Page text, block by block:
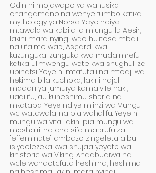
Odin ni mojawapo ya wahusika
changamano na wenye fumbo katika
mythology ya Norse. Yeye ndiye
mtawala wa kabila la miungu la Aesir,
lakini mara nyingi wao hujitosa mbali
na ufalme wao, Asgard, kwa
kuzunguka-zunguka kwa muda mrefu
katika ulimwengu wote kwa shughuli za
ubinafsi. Yeye ni mtafutaji na mtoaji wa
hekima bila kuchoka, lakini hajali
maadili ya jumuiya.​​ kama vile haki,
uadilifu, au kuheshimu sheria na
mkataba. Yeye ndiye mlinzi wa Mungu
wa watawala, na pia wahalifu. Yeye ni
mungu wa vita, lakini pia mungu wa
mashairi, na ana sifa maarufu za
"effeminate" ambazo zingeleta aibu
isiyoelezeka kwa shujaa yeyote wa
kihistoria wa Viking. Anaabudiwa na
wale wanaotafuta heshima, heshima